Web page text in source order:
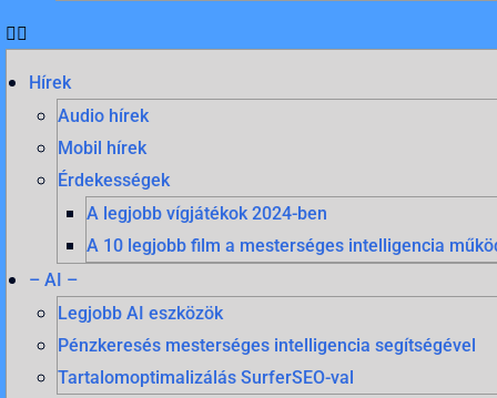
Hírek
Audio hírek
Mobil hírek
Érdekességek
A legjobb vígjátékok 2024-ben
A 10 legjobb film a mesterséges intelligencia
– AI –
Legjobb AI eszközök
Pénzkeresés mesterséges intelligencia segítségével
Tartalomoptimalizálás SurferSEO-val